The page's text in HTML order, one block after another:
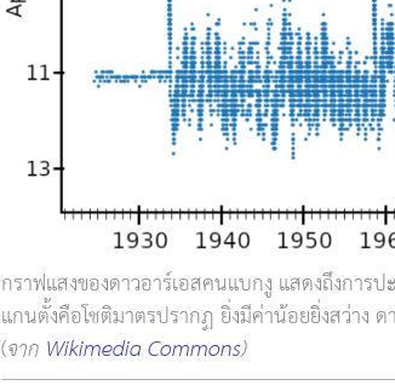
กราฟแสงของดาวอาร์เอสคนแบกงู แสดงถึงกา
แกนตั้งคือโชติมาตรปรากฏ ยิ่งมีค่าน้อยยิ่งสว่าง
(จาก Wikimedia Commons)